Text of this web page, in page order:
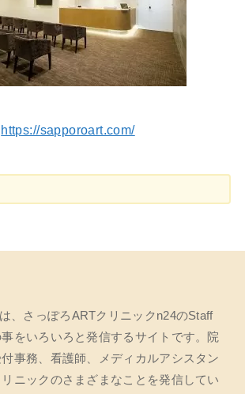
https://sapporoart.com/
、さっぽろARTクリニックn24のStaff
をいろいろと発信するサイトです。院
事務、看護師、メディカルアシスタン
リニックのさまざまなことを発信してい